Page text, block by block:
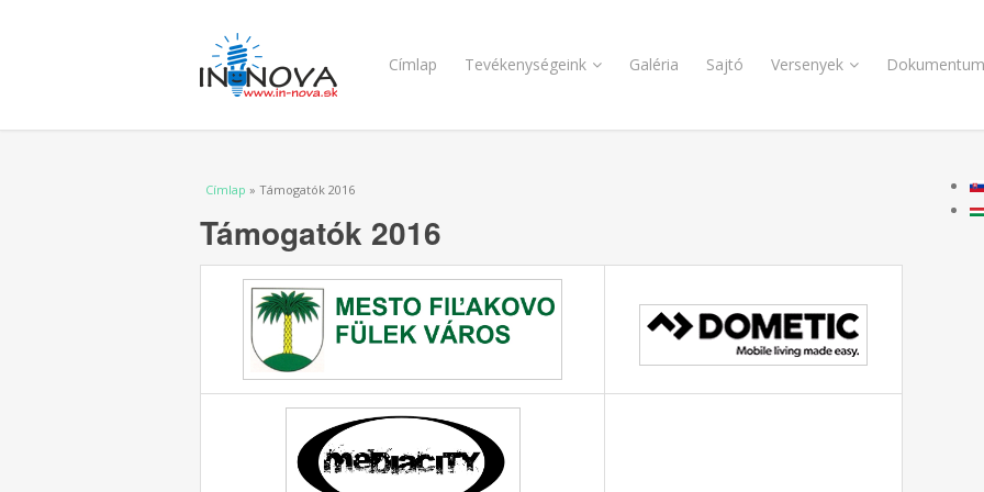
Címlap Tevékenységeink Galéria Sajtó Versenyek
Jelenlegi hely
Címlap » Támogatók 2016
Támogatók 2016